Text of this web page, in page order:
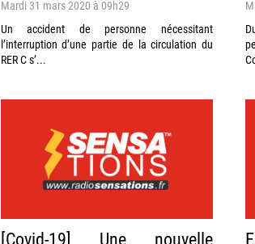
Mardi 31 mars 2020 à 09h29
Un accident de personne nécessitant
l’interruption d’une partie de la circulation du
RER C s’...
[Covid-19] Une nouvelle